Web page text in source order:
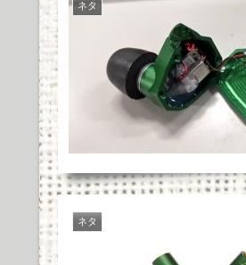
ネタ
ネタ